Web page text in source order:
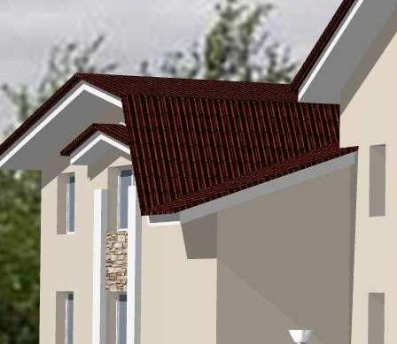
Продажа
Отдельно стоящее здание
8241 - Г. ЗЛАТОУСТ,
ЧЕЛЯБИНСКАЯ ОБЛАСТЬ,
Г. КУСА, УЛ.
ИНДУСТРИАЛЬНАЯ, Д.39.